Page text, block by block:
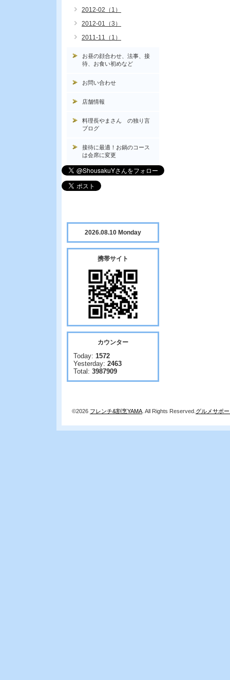
2012-02（1）
2012-01（3）
2011-11（1）
お昼の顔合わせ、法事、接
待、お食い初めなど
お問い合わせ
店舗情報
料理長やまさん の独り言
ブログ
接待に最適！お鍋のコース
は会席に変更
2026.08.10 Monday
携帯サイト
カウンター
Today: 1572
Yesterday: 2463
Total: 3987909
©2026 フレンチ&割烹YAMA . All Rights Reserved. グルメサポ